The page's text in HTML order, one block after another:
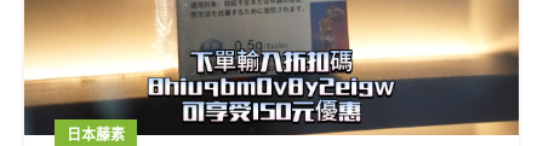
日本藤素